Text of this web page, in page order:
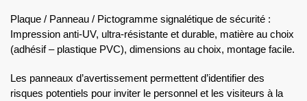
Plaque / Panneau / Pictogramme signalétique de sécurité :
Impression anti-UV, ultra-résistante et durable, matière au choix
(adhésif – plastique PVC), dimensions au choix, montage facile.
Les panneaux d’avertissement permettent d’identifier des
risques potentiels pour inviter le personnel et les visiteurs à la